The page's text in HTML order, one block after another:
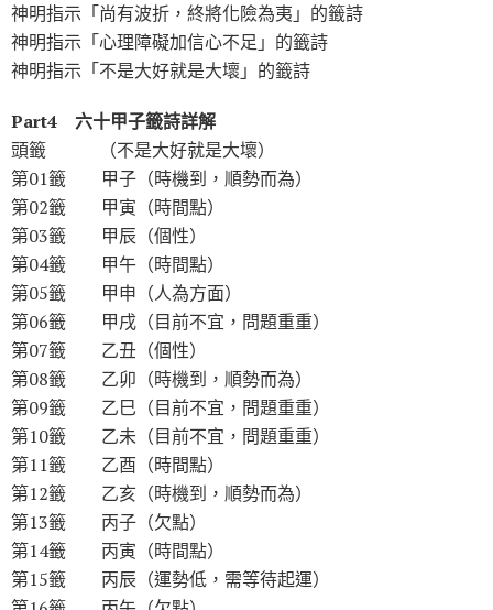
神明指示「尚有波折，終將化險為夷」的籤詩
神明指示「心理障礙加信心不足」的籤詩
神明指示「不是大好就是大壞」的籤詩
Part4 六十甲子籤詩詳解
頭籤 （不是大好就是大壞）
第01籤 甲子（時機到，順勢而為）
第02籤 甲寅（時間點）
第03籤 甲辰（個性）
第04籤 甲午（時間點）
第05籤 甲申（人為方面）
第06籤 甲戌（目前不宜，問題重重）
第07籤 乙丑（個性）
第08籤 乙卯（時機到，順勢而為）
第09籤 乙巳（目前不宜，問題重重）
第10籤 乙未（目前不宜，問題重重）
第11籤 乙酉（時間點）
第12籤 乙亥（時機到，順勢而為）
第13籤 丙子（欠點）
第14籤 丙寅（時間點）
第15籤 丙辰（運勢低，需等待起運）